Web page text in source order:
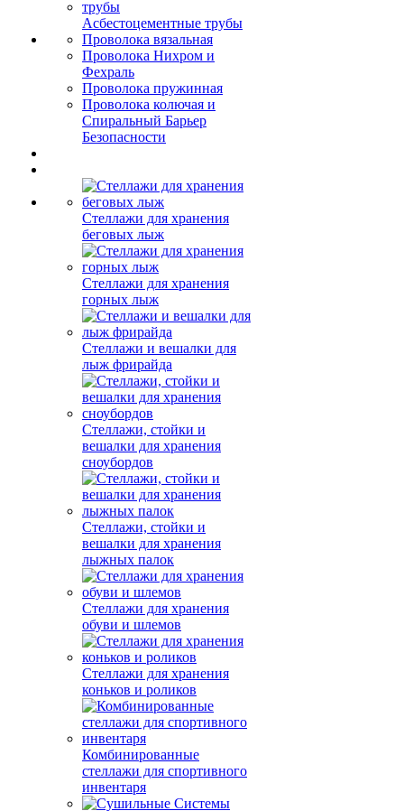
Асбестоцементные трубы
Проволока вязальная
Проволока Нихром и
Фехраль
Проволока пружинная
Проволока колючая и
Спиральный Барьер
Безопасности
Стеллажи для хранения
беговых лыж
Стеллажи для хранения
горных лыж
Стеллажи и вешалки для
лыж фрирайда
Стеллажи, стойки и
вешалки для хранения
сноубордов
Стеллажи, стойки и
вешалки для хранения
лыжных палок
Стеллажи для хранения
обуви и шлемов
Стеллажи для хранения
коньков и роликов
Комбинированные
стеллажи для спортивного
инвентаря